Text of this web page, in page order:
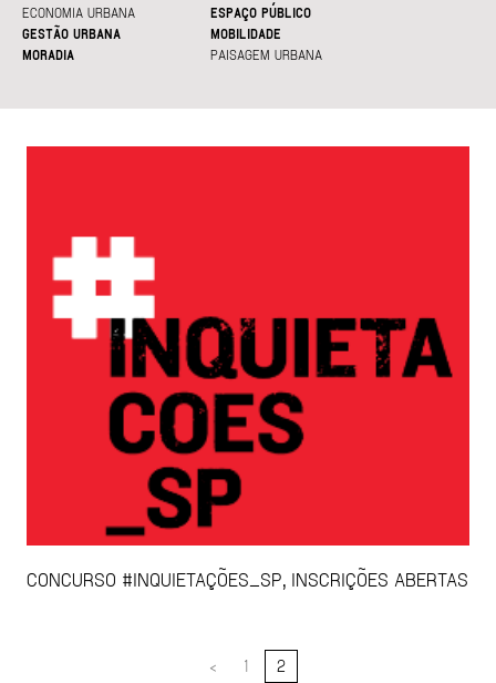
ECONOMIA URBANA
ESPAÇO PÚBLICO
GESTÃO URBANA
MOBILIDADE
MORADIA
PAISAGEM URBANA
CONCURSO #INQUIETAÇÕES_SP, INSCRIÇÕES ABERTAS
< 1 2